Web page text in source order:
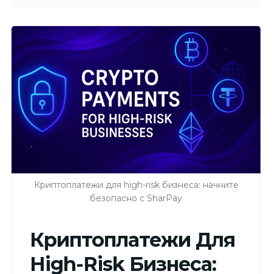
Криптоплатежи для high-risk бизнеса: начните
безопасно с SharPay
Криптоплатежи Для
High-Risk Бизнеса: